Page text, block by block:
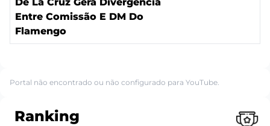
Entre Comissão E DM Do
Flamengo
Portal não encontrado ou não configurado para YouTube.
Ranking